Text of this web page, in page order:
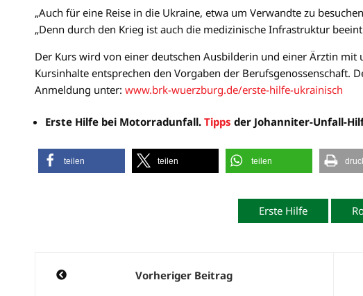
„Auch für eine Reise in die Ukraine, etwa um Verwandte zu
„Denn durch den Krieg ist auch die medizinische Infrastruktur
Der Kurs wird von einer deutschen Ausbilderin und einer Ärztin mit
Kursinhalte entsprechen den Vorgaben der Berufsgenossenschaft.
Anmeldung unter: www.brk-wuerzburg.de/erste-hilfe-ukrainisch
Erste Hilfe bei Motorradunfall. Tipps der Johanniter-Unfall-
teilen teilen teilen
Erste Hilfe
Beitragsnavigation
Vorheriger Beitrag